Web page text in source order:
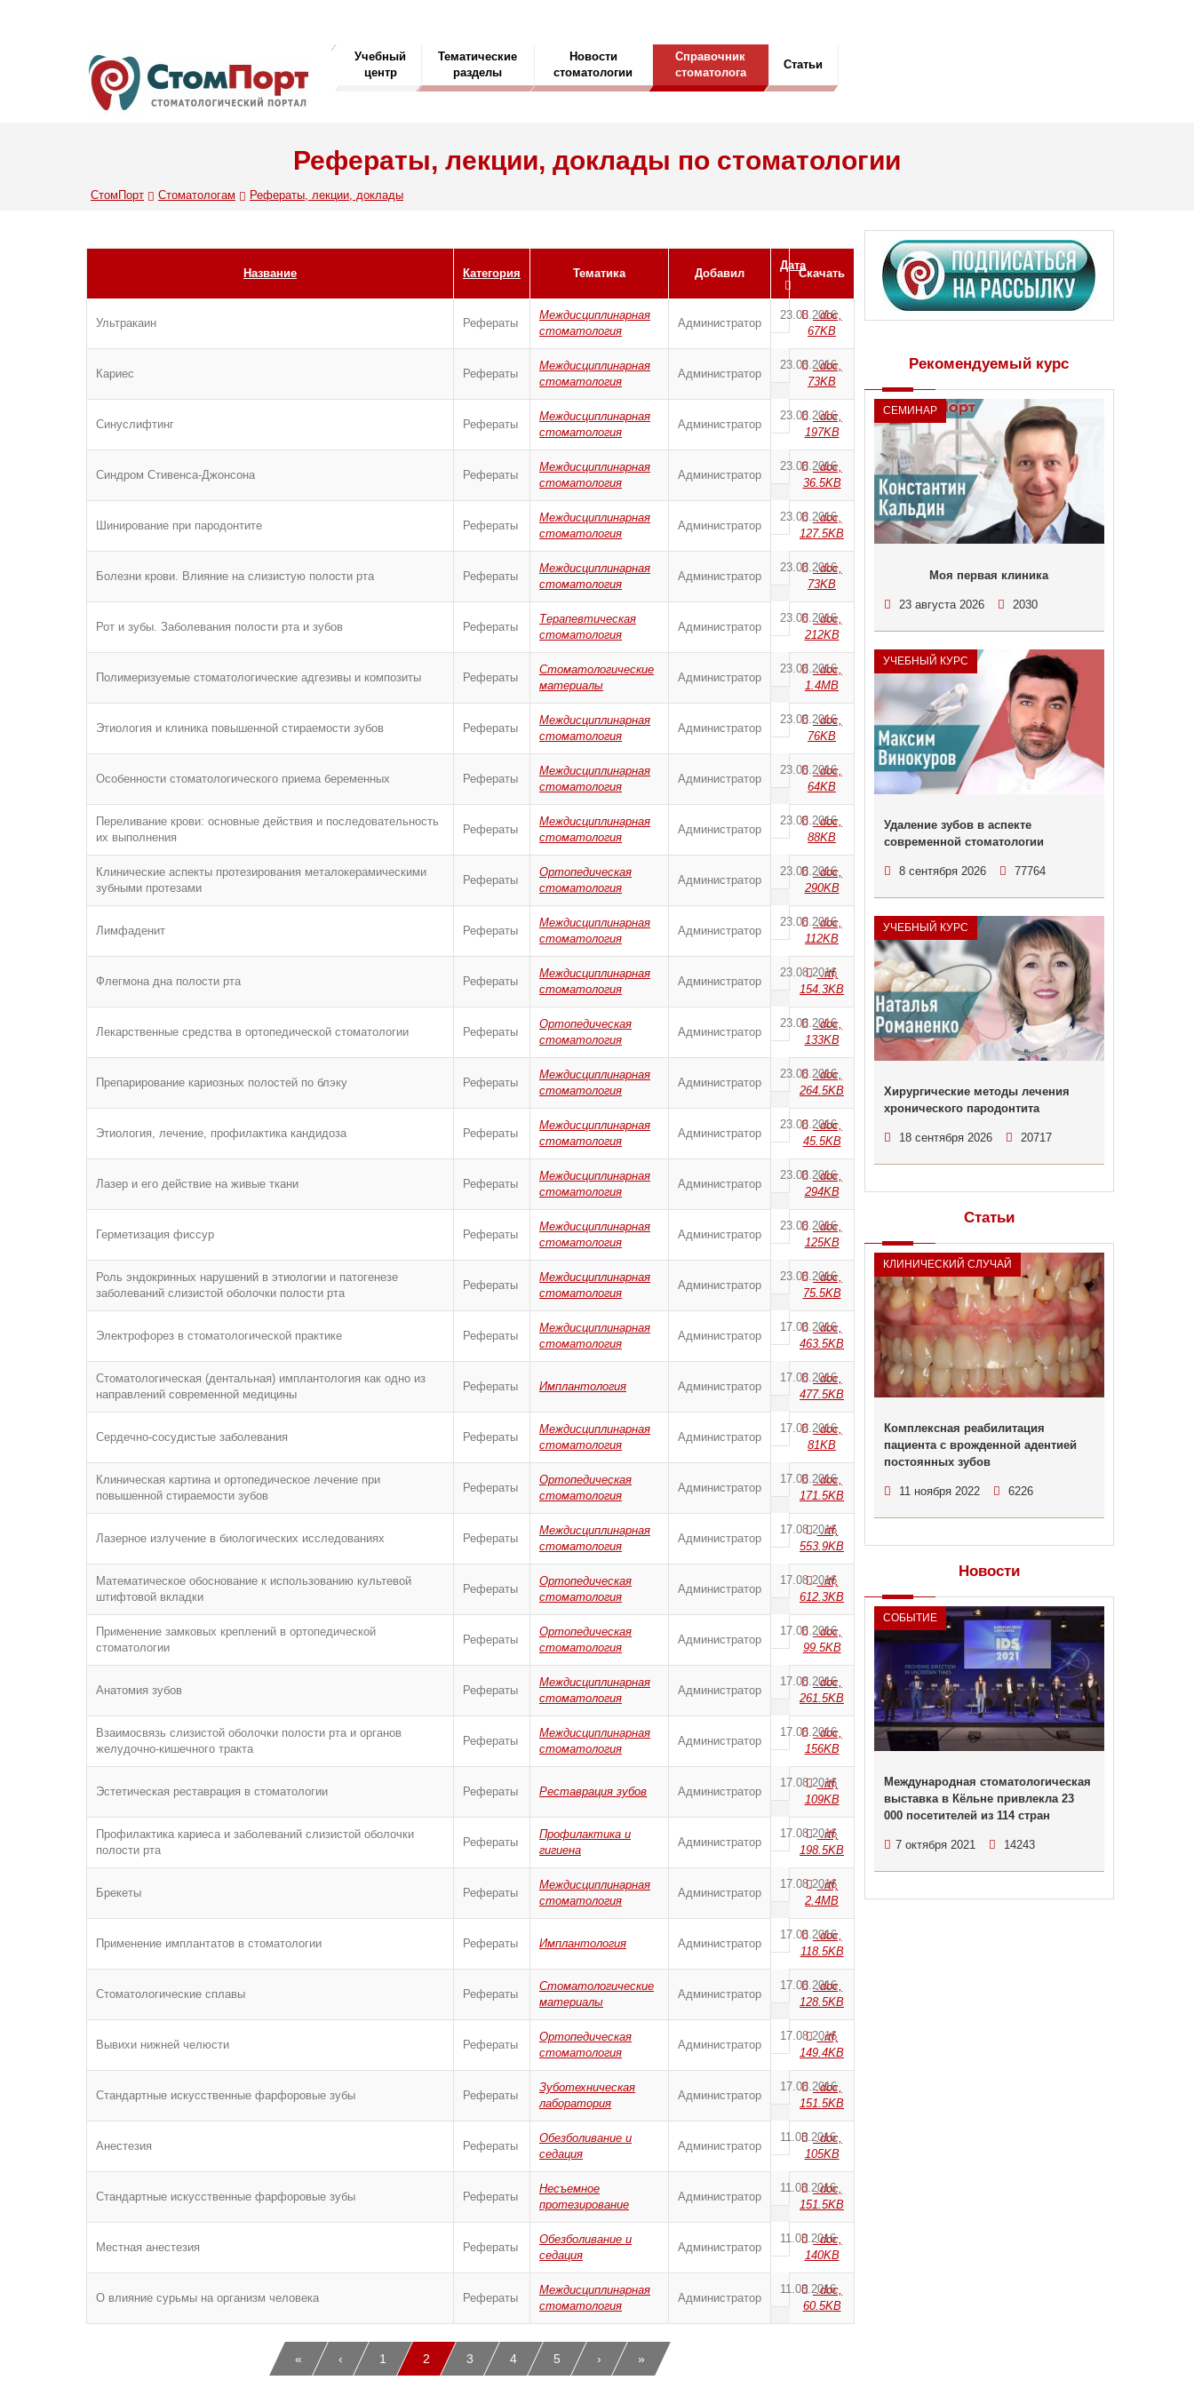
Учебный
центр
Тематические
разделы
Новости
стоматологии
Справочник
стоматолога
Статьи
Рефераты, лекции, доклады по стоматологии
СтомПорт Стоматологам Рефераты, лекции, доклады
Название Категория Тематика Добавил
Дата
Скачать
Ультракаин Рефераты
Междисциплинарная
стоматология
Администратор
23.08.2016
.doc,
67KB
Кариес Рефераты
Междисциплинарная
стоматология
Администратор
23.08.2016
.doc,
73KB
Синуслифтинг Рефераты
Междисциплинарная
стоматология
Администратор
23.08.2016
.doc,
197KB
Синдром Стивенса-Джонсона Рефераты
Междисциплинарная
стоматология
Администратор
23.08.2016
.doc,
36.5KB
Шинирование при пародонтите Рефераты
Междисциплинарная
стоматология
Администратор
23.08.2016
.doc,
127.5KB
Болезни крови. Влияние на слизистую полости рта Рефераты
Междисциплинарная
стоматология
Администратор
23.08.2016
.doc,
73KB
Рот и зубы. Заболевания полости рта и зубов Рефераты
Терапевтическая
стоматология
Администратор
23.08.2016
.doc,
212KB
Полимеризуемые стоматологические адгезивы и композиты Рефераты
Стоматологические
материалы
Администратор
23.08.2016
.doc,
1.4MB
Этиология и клиника повышенной стираемости зубов Рефераты
Междисциплинарная
стоматология
Администратор
23.08.2016
.doc,
76KB
Особенности стоматологического приема беременных Рефераты
Междисциплинарная
стоматология
Администратор
23.08.2016
.doc,
64KB
Переливание крови: основные действия и последовательность
их выполнения
Рефераты
Междисциплинарная
стоматология
Администратор
23.08.2016
.doc,
88KB
Клинические аспекты протезирования металокерамическими
зубными протезами
Рефераты
Ортопедическая
стоматология
Администратор
23.08.2016
.doc,
290KB
Лимфаденит Рефераты
Междисциплинарная
стоматология
Администратор
23.08.2016
.doc,
112KB
Флегмона дна полости рта Рефераты
Междисциплинарная
стоматология
Администратор
23.08.2016
.rtf,
154.3KB
Лекарственные средства в ортопедической стоматологии Рефераты
Ортопедическая
стоматология
Администратор
23.08.2016
.doc,
133KB
Препарирование кариозных полостей по блэку Рефераты
Междисциплинарная
стоматология
Администратор
23.08.2016
.doc,
264.5KB
Этиология, лечение, профилактика кандидоза Рефераты
Междисциплинарная
стоматология
Администратор
23.08.2016
.doc,
45.5KB
Лазер и его действие на живые ткани Рефераты
Междисциплинарная
стоматология
Администратор
23.08.2016
.doc,
294KB
Герметизация фиссур Рефераты
Междисциплинарная
стоматология
Администратор
23.08.2016
.doc,
125KB
Роль эндокринных нарушений в этиологии и патогенезе
заболеваний слизистой оболочки полости рта
Рефераты
Междисциплинарная
стоматология
Администратор
23.08.2016
.doc,
75.5KB
Электрофорез в стоматологической практике Рефераты
Междисциплинарная
стоматология
Администратор
17.08.2016
.doc,
463.5KB
Стоматологическая (дентальная) имплантология как одно из
направлений современной медицины
Рефераты Имплантология Администратор
17.08.2016
.doc,
477.5KB
Сердечно-сосудистые заболевания Рефераты
Междисциплинарная
стоматология
Администратор
17.08.2016
.doc,
81KB
Клиническая картина и ортопедическое лечение при
повышенной стираемости зубов
Рефераты
Ортопедическая
стоматология
Администратор
17.08.2016
.doc,
171.5KB
Лазерное излучение в биологических исследованиях Рефераты
Междисциплинарная
стоматология
Администратор
17.08.2016
.rtf,
553.9KB
Математическое обоснование к использованию культевой
штифтовой вкладки
Рефераты
Ортопедическая
стоматология
Администратор
17.08.2016
.rtf,
612.3KB
Применение замковых креплений в ортопедической
стоматологии
Рефераты
Ортопедическая
стоматология
Администратор
17.08.2016
.doc,
99.5KB
Анатомия зубов Рефераты
Междисциплинарная
стоматология
Администратор
17.08.2016
.doc,
261.5KB
Взаимосвязь слизистой оболочки полости рта и органов
желудочно-кишечного тракта
Рефераты
Междисциплинарная
стоматология
Администратор
17.08.2016
.doc,
156KB
Эстетическая реставрация в стоматологии Рефераты Реставрация зубов Администратор
17.08.2016
.rtf,
109KB
Профилактика кариеса и заболеваний слизистой оболочки
полости рта
Рефераты
Профилактика и
гигиена
Администратор
17.08.2016
.rtf,
198.5KB
Брекеты Рефераты
Междисциплинарная
стоматология
Администратор
17.08.2016
.rtf,
2.4MB
Применение имплантатов в стоматологии Рефераты Имплантология Администратор
17.08.2016
.doc,
118.5KB
Стоматологические сплавы Рефераты
Стоматологические
материалы
Администратор
17.08.2016
.doc,
128.5KB
Вывихи нижней челюсти Рефераты
Ортопедическая
стоматология
Администратор
17.08.2016
.rtf,
149.4KB
Стандартные искусственные фарфоровые зубы Рефераты
Зуботехническая
лаборатория
Администратор
17.08.2016
.doc,
151.5KB
Анестезия Рефераты
Обезболивание и
седация
Администратор
11.08.2016
.doc,
105KB
Стандартные искусственные фарфоровые зубы Рефераты
Несъемное
протезирование
Администратор
11.08.2016
.doc,
151.5KB
Местная анестезия Рефераты
Обезболивание и
седация
Администратор
11.08.2016
.doc,
140KB
О влияние сурьмы на организм человека Рефераты
Междисциплинарная
стоматология
Администратор
11.08.2016
.doc,
60.5KB
« ‹ 1 2 3 4 5 › »
Рекомендуемый курс
СЕМИНАР
Моя первая клиника
23 августа 2026 2030
УЧЕБНЫЙ КУРС
Удаление зубов в аспекте
современной стоматологии
8 сентября 2026 77764
УЧЕБНЫЙ КУРС
Хирургические методы лечения
хронического пародонтита
18 сентября 2026 20717
Статьи
КЛИНИЧЕСКИЙ СЛУЧАЙ
Комплексная реабилитация
пациента с врожденной адентией
постоянных зубов
11 ноября 2022 6226
Новости
СОБЫТИЕ
Международная стоматологическая
выставка в Кёльне привлекла 23
000 посетителей из 114 стран
7 октября 2021 14243